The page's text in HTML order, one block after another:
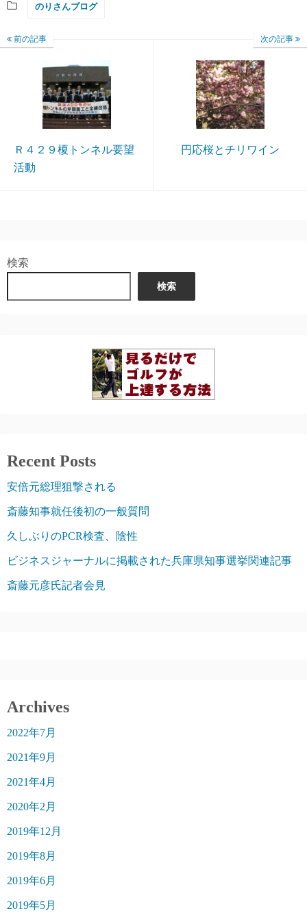
のりさんブログ
前の記事
Ｒ４２９榎トンネル要望
活動
次の記事
円応桜とチリワイン
検索
検索
Recent Posts
安倍元総理狙撃される
斎藤知事就任後初の一般質問
久しぶりのPCR検査、陰性
ビジネスジャーナルに掲載された兵庫県知事選挙関連記事
斎藤元彦氏記者会見
Archives
2022年7月
2021年9月
2021年4月
2020年2月
2019年12月
2019年8月
2019年6月
2019年5月